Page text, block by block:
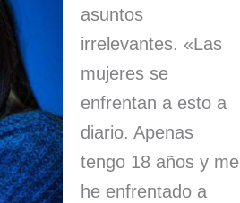
asuntos
irrelevantes. «Las
mujeres se
enfrentan a esto a
diario. Apenas
tengo 18 años y me
he enfrentado a